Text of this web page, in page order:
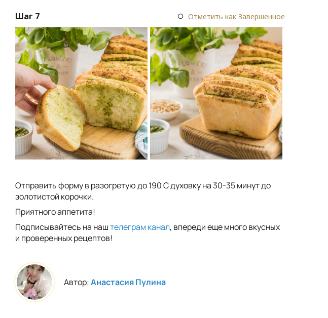
Шаг 7 Отметить как Завершенное
Отправить форму в разогретую до 190 С духовку на 30-35 минут до
золотистой корочки.
Приятного аппетита!
Подписывайтесь на наштелеграм канал, впереди еще много вкусных
и проверенных рецептов!
Автор:Анастасия Пулина